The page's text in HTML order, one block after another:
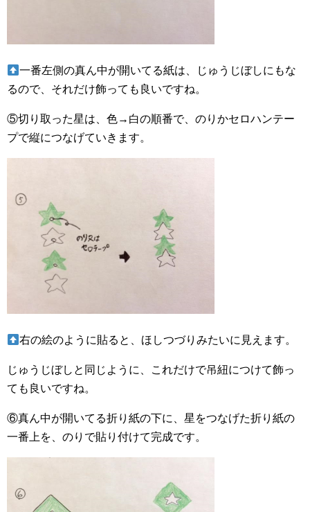
一番左側の真ん中が開いてる紙は、じゅうじぼしにもな
るので、それだけ飾っても良いですね。
⑤切り取った星は、色→白の順番で、のりかセロハンテー
プで縦につなげていきます。
右の絵のように貼ると、ほしつづりみたいに見えます。
じゅうじぼしと同じように、これだけで吊紐につけて飾っ
ても良いですね。
⑥真ん中が開いてる折り紙の下に、星をつなげた折り紙の
一番上を、のりで貼り付けて完成です。